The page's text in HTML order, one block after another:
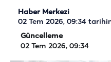
Haber Merkezi
02 Tem 2026, 09:34
Güncelleme
02 Tem 2026, 09:34